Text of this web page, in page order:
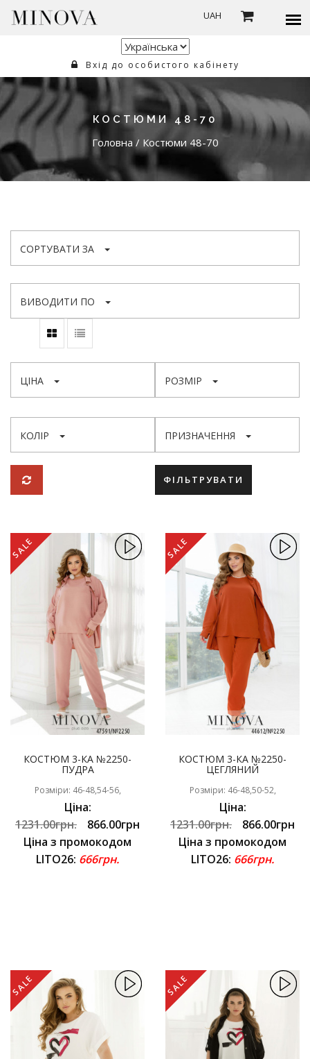
UAH
Вхід до особистого кабінету
КОСТЮМИ 48-70
Головна / Костюми 48-70
СОРТУВАТИ ЗА
ВИВОДИТИ ПО
ЦІНА РОЗМІР
КОЛІР ПРИЗНАЧЕННЯ
ФІЛЬТРУВАТИ
SALE
КОСТЮМ 3-КА №2250-
ПУДРА
Розміри: 46-48,54-56,
Ціна:
1231.00грн.
866.00грн
Ціна з промокодом
LITO26: 666грн.
SALE
КОСТЮМ 3-КА №2250-
ЦЕГЛЯНИЙ
Розміри: 46-48,50-52,
Ціна:
1231.00грн.
866.00грн
Ціна з промокодом
LITO26: 666грн.
SALE SALE